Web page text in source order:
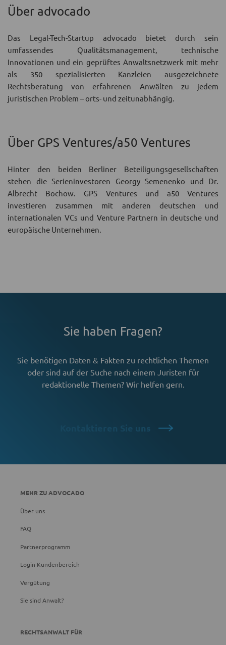
Über advocado
Das Legal-Tech-Startup advocado bietet durch sein
umfassendes Qualitätsmanagement, technische
Innovationen und ein geprüftes Anwaltsnetzwerk mit mehr
als 350 spezialisierten Kanzleien ausgezeichnete
Rechtsberatung von erfahrenen Anwälten zu jedem
juristischen Problem – orts- und zeitunabhängig.
Über GPS Ventures/a50 Ventures
Hinter den beiden Berliner Beteiligungsgesellschaften
stehen die Serieninvestoren Georgy Semenenko und Dr.
Albrecht Bochow. GPS Ventures und a50 Ventures
investieren zusammen mit anderen deutschen und
internationalen VCs und Venture Partnern in deutsche und
europäische Unternehmen.
Sie haben Fragen?
Sie benötigen Daten & Fakten zu rechtlichen Themen
oder sind auf derSuche nach einem Juristen für
redaktionelle Themen?Wir helfen gern.
Kontaktieren Sie uns
MEHR ZU ADVOCADO
Über uns
FAQ
Partnerprogramm
Login Kundenbereich
Vergütung
Sie sind Anwalt?
RECHTSANWALT FÜR